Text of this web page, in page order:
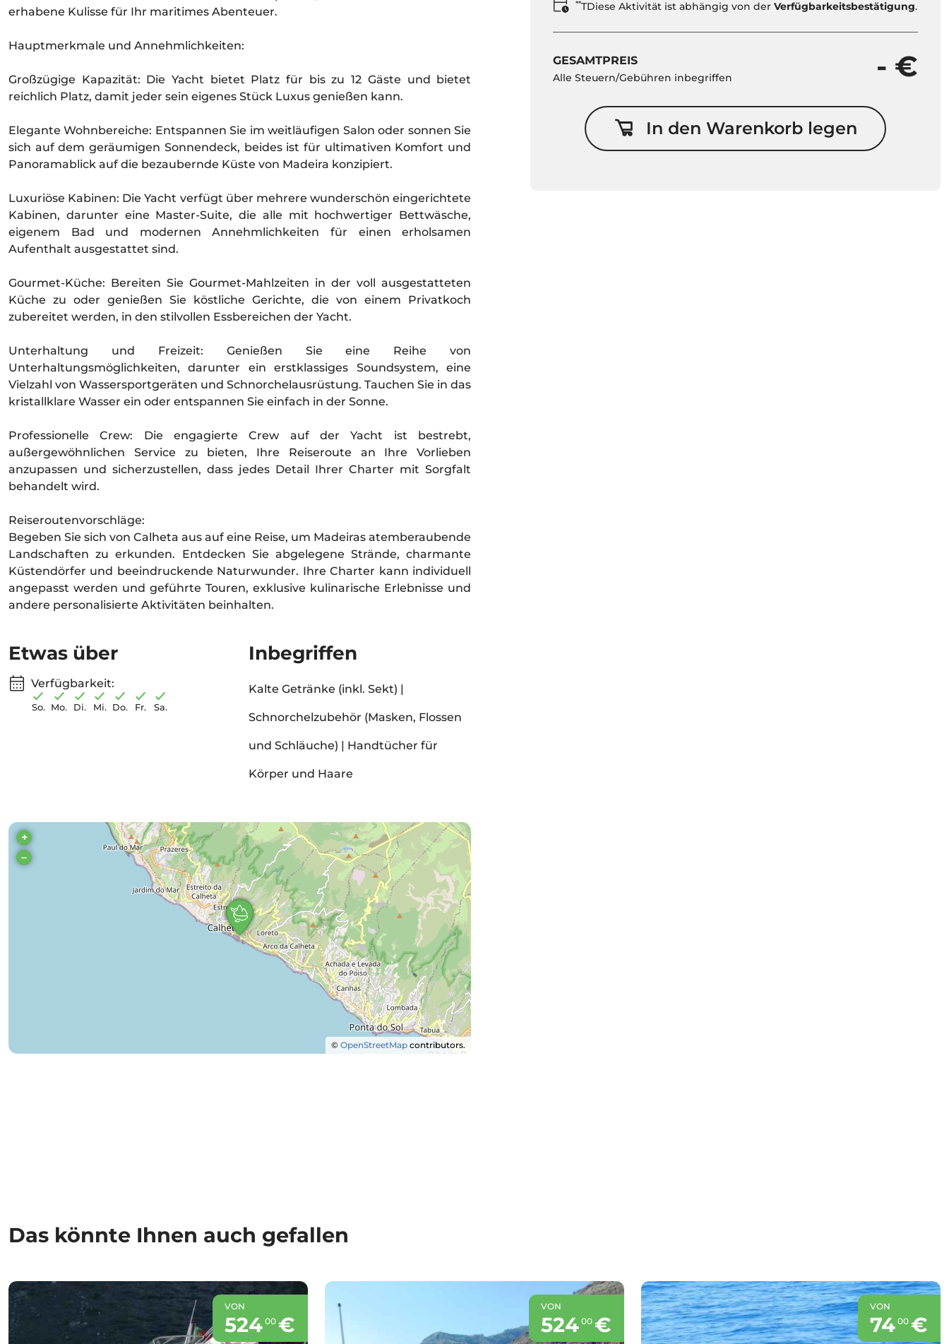
erhabene Kulisse für Ihr maritimes Abenteuer.
Hauptmerkmale und Annehmlichkeiten:
Großzügige Kapazität: Die Yacht bietet Platz für bis zu 12 Gäste und bietet
reichlich Platz, damit jeder sein eigenes Stück Luxus genießen kann.
Elegante Wohnbereiche: Entspannen Sie im weitläufigen Salon oder sonnen Sie
sich auf dem geräumigen Sonnendeck, beides ist für ultimativen Komfort und
Panoramablick auf die bezaubernde Küste von Madeira konzipiert.
Luxuriöse Kabinen: Die Yacht verfügt über mehrere wunderschön eingerichtete
Kabinen, darunter eine Master-Suite, die alle mit hochwertiger Bettwäsche,
eigenem Bad und modernen Annehmlichkeiten für einen erholsamen
Aufenthalt ausgestattet sind.
Gourmet-Küche: Bereiten Sie Gourmet-Mahlzeiten in der voll ausgestatteten
Küche zu oder genießen Sie köstliche Gerichte, die von einem Privatkoch
zubereitet werden, in den stilvollen Essbereichen der Yacht.
Unterhaltung und Freizeit: Genießen Sie eine Reihe von
Unterhaltungsmöglichkeiten, darunter ein erstklassiges Soundsystem, eine
Vielzahl von Wassersportgeräten und Schnorchelausrüstung. Tauchen Sie in das
kristallklare Wasser ein oder entspannen Sie einfach in der Sonne.
Professionelle Crew: Die engagierte Crew auf der Yacht ist bestrebt,
außergewöhnlichen Service zu bieten, Ihre Reiseroute an Ihre Vorlieben
anzupassen und sicherzustellen, dass jedes Detail Ihrer Charter mit Sorgfalt
behandelt wird.
Reiseroutenvorschläge:
Begeben Sie sich von Calheta aus auf eine Reise, um Madeiras atemberaubende
Landschaften zu erkunden. Entdecken Sie abgelegene Strände, charmante
Küstendörfer und beeindruckende Naturwunder. Ihre Charter kann individuell
angepasst werden und geführte Touren, exklusive kulinarische Erlebnisse und
andere personalisierte Aktivitäten beinhalten.
Etwas über
Verfügbarkeit:
So. Mo. Di. Mi. Do. Fr. Sa.
Inbegriffen
Kalte Getränke (inkl. Sekt) |
Schnorchelzubehör (Masken, Flossen
und Schläuche) | Handtücher für
Körper und Haare
+
–
©OpenStreetMap contributors.
**TDiese Aktivität ist abhängig von derVerfügbarkeitsbestätigung.
GESAMTPREIS
Alle Steuern/Gebühren inbegriffen - €
In den Warenkorb legen
Das könnte Ihnen auch gefallen
VON
524 00 €
VON
524 00 €
VON
74 00 €